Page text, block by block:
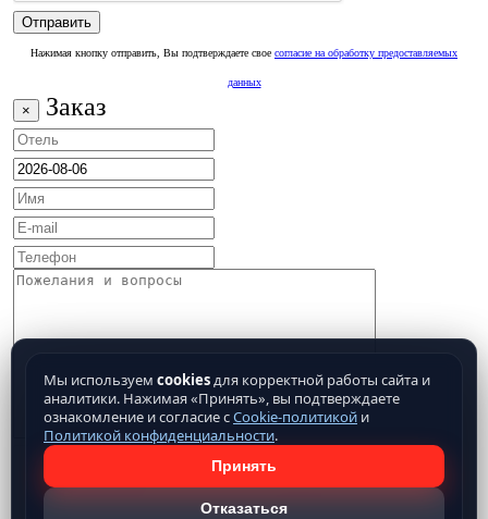
Нажимая кнопку отправить, Вы подтверждаете свое согласие на обработку предоставляемых
данных
× Заказ
Мы используем cookiesдля корректной работы сайта и
аналитики. Нажимая «Принять», вы подтверждаете
ознакомление и согласие сCookie-политикой и
Политикой конфиденциальности.
Принять
Отказаться